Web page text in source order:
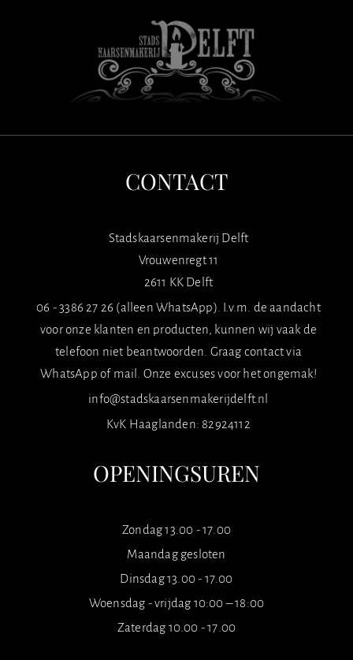
CONTACT
Stadskaarsenmakerij Delft
Vrouwenregt 11
2611 KK Delft
06 - 3386 27 26 (alleen WhatsApp). I.v.m. de aandacht
voor onze klanten en producten, kunnen wij vaak de
telefoon niet beantwoorden. Graag contact via
WhatsApp of mail. Onze excuses voor het ongemak!
info@stadskaarsenmakerijdelft.nl
KvK Haaglanden: 82924112
OPENINGSUREN
Zondag 13.00 - 17.00
Maandag gesloten
Dinsdag 13.00 - 17.00
Woensdag - vrijdag 10:00 – 18:00
Zaterdag 10.00 - 17.00